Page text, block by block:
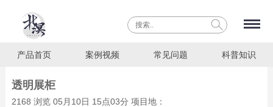
产品首页 案例视频 常见问题 科普知识
透明展柜
2168 浏览 05月10日 15点03分 项目地：